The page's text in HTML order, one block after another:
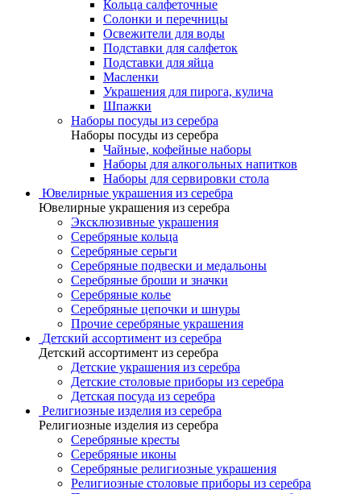
Кольца салфеточные
Солонки и перечницы
Освежители для воды
Подставки для салфеток
Подставки для яйца
Масленки
Украшения для пирога, кулича
Шпажки
Наборы посуды из серебра
Наборы посуды из серебра
Чайные, кофейные наборы
Наборы для алкогольных напитков
Наборы для сервировки стола
Ювелирные украшения из серебра
Ювелирные украшения из серебра
Эксклюзивные украшения
Серебряные кольца
Серебряные серьги
Серебряные подвески и медальоны
Серебряные броши и значки
Серебряные колье
Серебряные цепочки и шнуры
Прочие серебряные украшения
Детский ассортимент из серебра
Детский ассортимент из серебра
Детские украшения из серебра
Детские столовые приборы из серебра
Детская посуда из серебра
Религиозные изделия из серебра
Религиозные изделия из серебра
Серебряные кресты
Серебряные иконы
Серебряные религиозные украшения
Религиозные столовые приборы из серебра